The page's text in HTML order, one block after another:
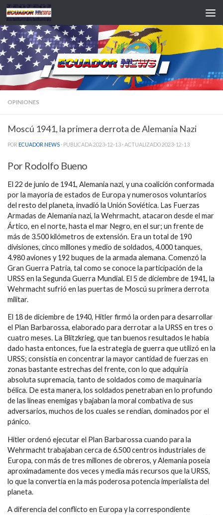
Saltar al contenido
OPINIONES
Moscú 1941, la primera derrota de Alemania Nazi
POR ECUADOR NEWS · PUBLICADA2023-12-13 · ACTUALIZADO2023-12-13
Por Rodolfo Bueno
El 22 de junio de 1941, Alemania nazi, y una coalición conformada
por la mayoría de estados de Europa y numerosos voluntarios
del resto del planeta, invadió la Unión Soviética. Las Fuerzas
Armadas de Alemania nazi, la Wehrmacht, atacaron desde el mar
Ártico, en el norte, hasta el mar Negro, en el sur; un frente de
más de 3.500 kilómetros de extensión. Era un total de 190
divisiones, cinco millones y medio de soldados, 4.000 tanques,
4.980 aviones y 192 buques de la armada alemana. Comenzó la
Gran Guerra Patria, tal como se conoce la participación de la
URSS en la Segunda Guerra Mundial. El 5 de diciembre de 1941, la
Wehrmacht sufrió en las puertas de Moscú su primera derrota
militar.
El 18 de diciembre de 1940, Hitler firmó la orden para desarrollar
el Plan Barbarossa, elaborado para derrotar a la URSS en tres o
cuatro meses. La Blitzkrieg, que tan buenos resultados le había
dado hasta entonces, fue la estrategia de guerra que utilizó en la
URSS; consistía en concentrar la mayor cantidad de fuerzas en
zonas bastante estrechas del frente, con lo que adquiría
absoluta supremacía, tanto de soldados como de maquinaria
bélica. De esta manera, los soldados penetraban en lo profundo
de las líneas enemigas y bajaban la moral combativa de sus
adversarios, muchos de los cuales se rendían, dominados por el
pánico.
Hitler ordenó ejecutar el Plan Barbarossa cuando para la
Wehrmacht trabajaban cerca de 6.500 centros industriales de
Europa, con más de tres millones de obreros, y Alemania poseía
aproximadamente dos veces y media más recursos que la URSS,
lo que la convertía en la más poderosa potencia imperialista del
planeta.
A diferencia del conflicto en Europa y la correspondiente